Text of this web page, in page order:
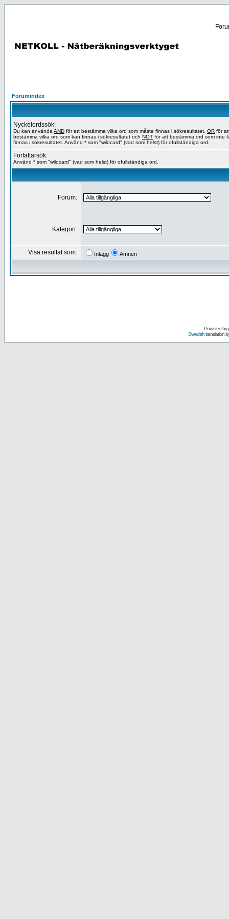
Forumindex
Nyckelordssök:
Du kan använda AND för att bestämma vilka ord som måste finnas i sökresultatet, OR för
bestämma vilka ord som kan finnas i sökresultatet och NOT för att bestämma ord som inte
finnas i sökresultatet. Använd * som "wildcard" (vad som helst) för ofullständiga ord.
Författarsök:
Använd * som "wildcard" (vad som helst) för ofullständiga ord.
Forum:
Kategori:
Visa resultat som: Inlägg Ämnen
Powered by
Swedishtranslation